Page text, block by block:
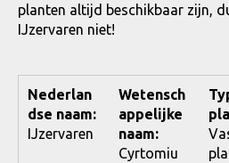
planten altijd beschikbaar zijn,
IJzervaren niet!
Nederlan
dse naam:
IJzervaren
Wetensch
appelijke
naam:
Cyrtomiu